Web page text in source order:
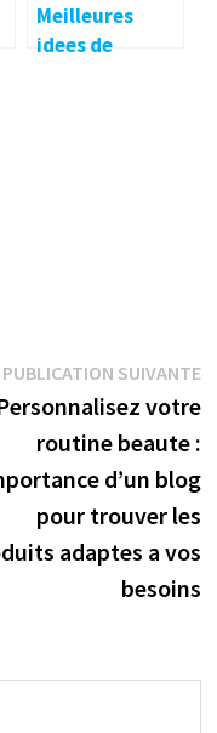
Meilleures
idees de
:
PUBLICATION SUIVANTE
votre
routine beaute :
d’un blog
pour trouver les
adaptes a vos
besoins